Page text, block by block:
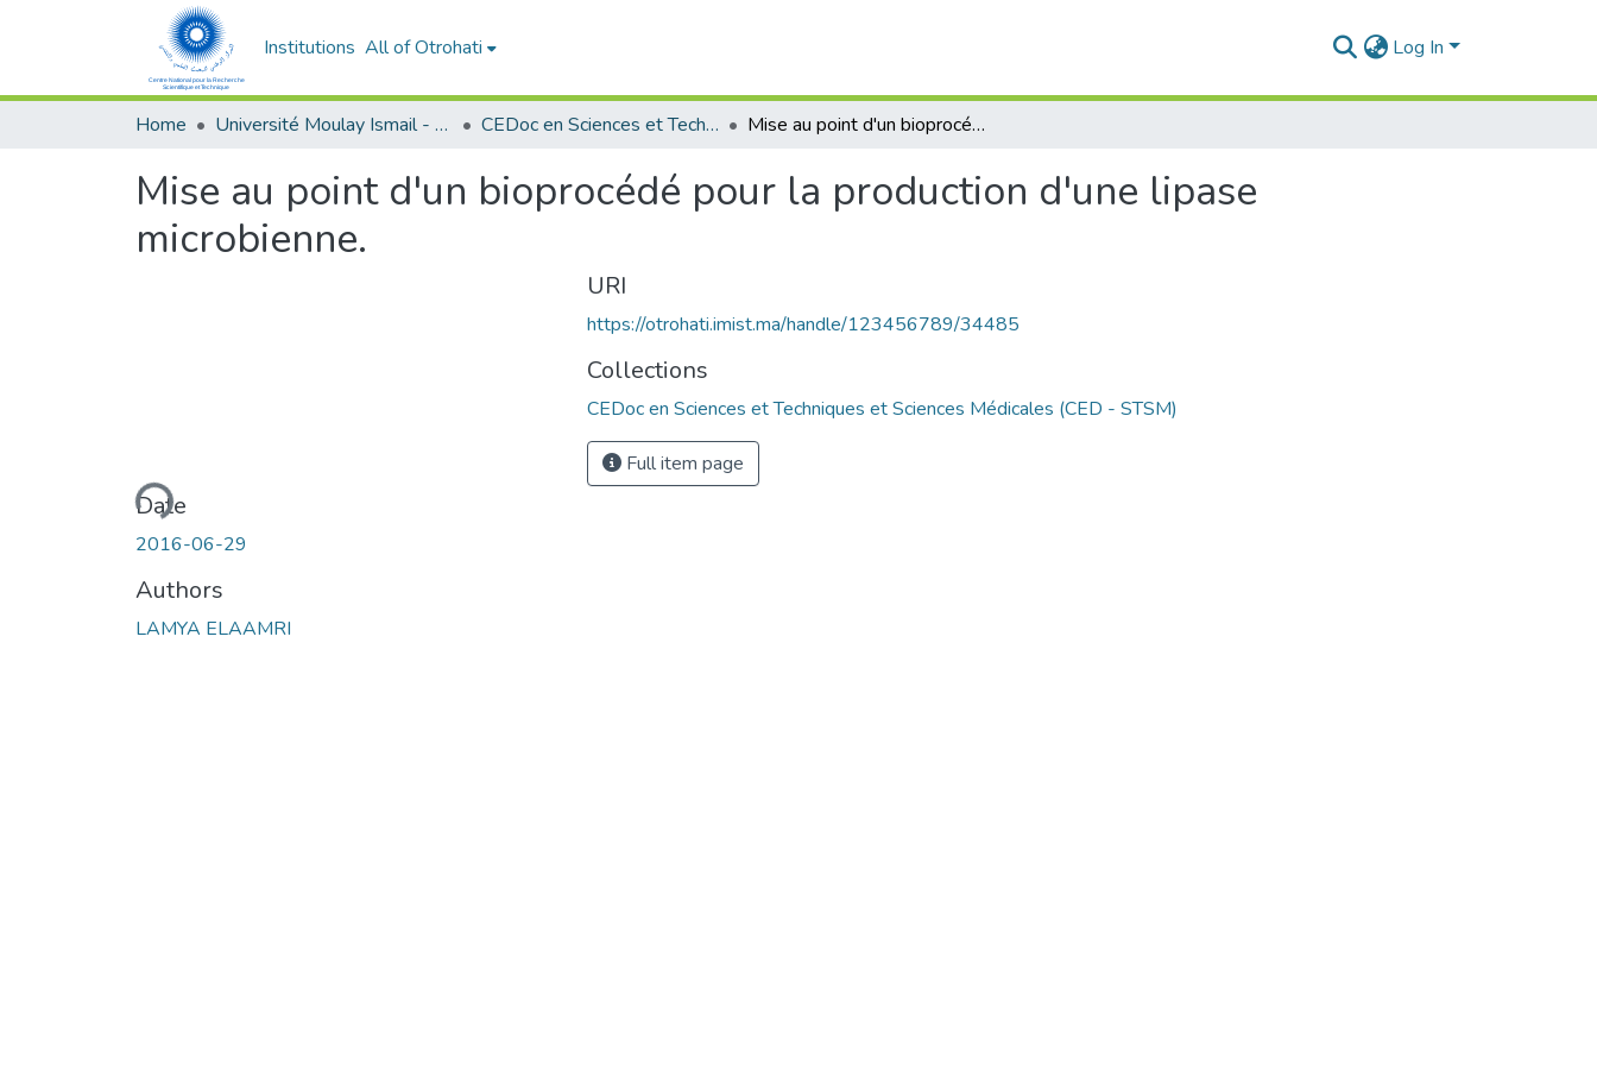
Institutions All of Otrohati Log In
Home Université Moulay Ismail - Meknès CEDoc en Sciences et Techniques et Sciences Médicales (CED - STSM) Mise au point d'un bioprocédé pour la production d'une lipase microbienne.
Mise au point d'un bioprocédé pour la production d'une lipase
microbienne.
Loading...
Date
2016-06-29
Authors
LAMYA ELAAMRI
URI
https://otrohati.imist.ma/handle/123456789/34485
Collections
CEDoc en Sciences et Techniques et Sciences Médicales (CED - STSM)
Full item page